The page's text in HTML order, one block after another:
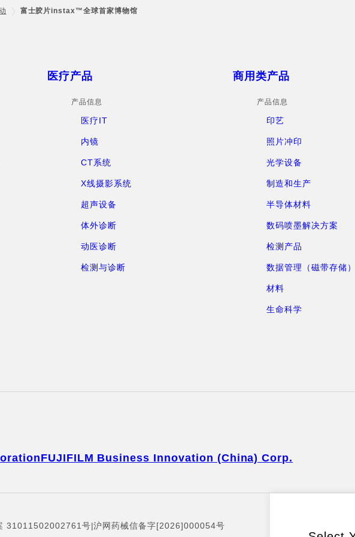
富士胶片instax™全球首家博物馆
医疗产品
产品信息
医疗IT
内镜
CT系统
X线摄影系统
超声设备
体外诊断
动医诊断
检测与诊断
商用类产品
产品信息
印艺
照片冲印
光学设备
制造和生产
半导体材料
数码喷墨解决方案
检测产品
数据管理（磁带存储）
材料
生命科学
FUJIFILM Business Innovation (China) Corp.
31011502002761号|沪网药械信备字[2026]000054号